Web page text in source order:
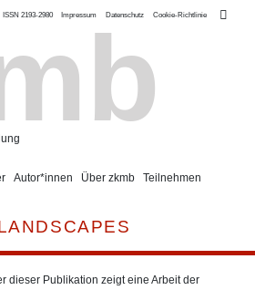
ISSN 2193-2980 Impressum Datenschutz Cookie-Richtlinie
Autor*innen Über zkmb Teilnehmen
dieser Publikation zeigt eine Arbeit der